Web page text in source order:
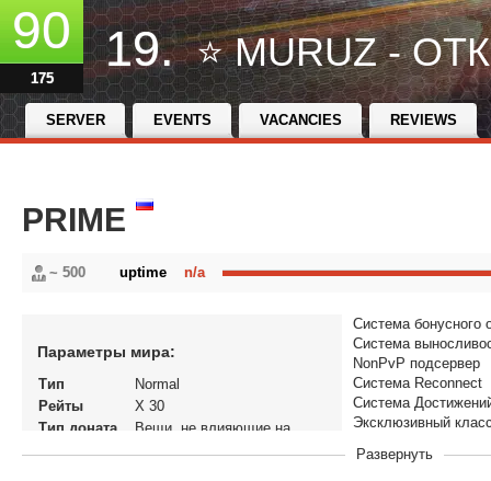
90
175
19.
SERVER EVENTS VACANCIES REVIEWS
PRIME
~ 500 n/a
uptime
Параметры мира:
Тип
Normal
Рейты
X 30
Тип доната
Вещи, не влияющие на
Система бонусного
Система
NonPvP подсервер
Система Reconnect
Система
Эксклюзивный
Эксклюзивный
Развернуть